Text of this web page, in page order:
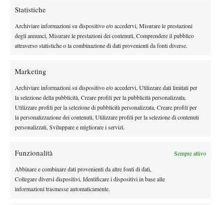
Statistiche
Archiviare informazioni su dispositivo e/o accedervi, Misurare le prestazioni
degli annunci, Misurare le prestazioni dei contenuti, Comprendere il pubblico
attraverso statistiche o la combinazione di dati provenienti da fonti diverse.
Marketing
Archiviare informazioni su dispositivo e/o accedervi, Utilizzare dati limitati per
la selezione della pubblicità, Creare profili per la pubblicità personalizzata,
Utilizzare profili per la selezione di pubblicità personalizzata, Creare profili per
la personalizzazione dei contenuti, Utilizzare profili per la selezione di contenuti
personalizzati, Sviluppare e migliorare i servizi.
Funzionalità Sempre attivo
Abbinare e combinare dati provenienti da altre fonti di dati,
Collegare diversi dispositivi, Identificare i dispositivi in base alle
informazioni trasmesse automaticamente.
DI TENDENZA
News
Dalle porte dell’eliminazione alla gloria:
Norrie scrive la sua favola a Montreal,
rimonta folle su de Minaur
difenderà la finale del 2025